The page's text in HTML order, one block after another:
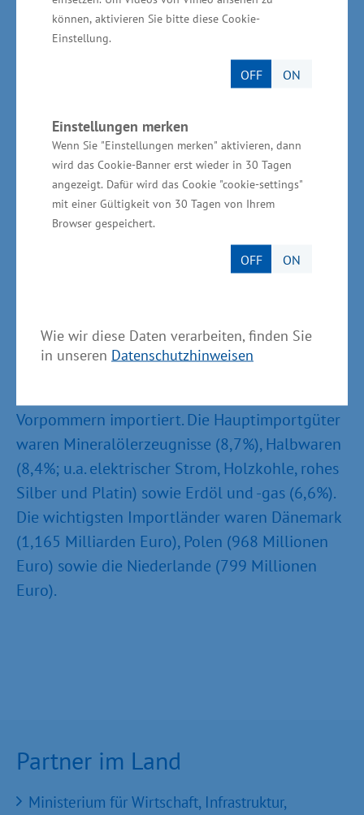
können, aktivieren Sie bitte diese Cookie-
Einstellung.
OFF ON
Einstellungen merken
Wenn Sie "Einstellungen merken" aktivieren, dann
wird das Cookie-Banner erst wieder in 30 Tagen
angezeigt. Dafür wird das Cookie "cookie-settings"
mit einer Gültigkeit von 30 Tagen von Ihrem
Browser gespeichert.
OFF ON
Wie wir diese Daten verarbeiten, finden Sie
in unseren Datenschutzhinweisen
waren Dänemark (1,9 Milliarden Euro), die
Niederlande (1,8 Milliarden Euro) und Polen
Waren im Wert von 9,8 Milliarden Euro
exportiert. Die Hauptexportgüter waren Weizen
(8,1%), Geräte zur Elektrizitätserzeugung und -
verteilung (7,1%), sowie Düngemittel (6,3%)
und chemische Enderzeugnisse (6,0%). Die
wichtigsten Exportländer waren hierbei die
Niederlande (994 Millionen Euro), Dänemark
Millionen Euro).
Vorpommern importiert. Die Hauptimportgüter
waren Mineralölerzeugnisse (8,7%), Halbwaren
(8,4%; u.a. elektrischer Strom, Holzkohle, rohes
Silber und Platin) sowie Erdöl und -gas (6,6%).
Die wichtigsten Importländer waren Dänemark
(1,165 Milliarden Euro), Polen (968 Millionen
Euro) sowie die Niederlande (799 Millionen
Euro).
Partner im Land
Ministerium für Wirtschaft, Infrastruktur,